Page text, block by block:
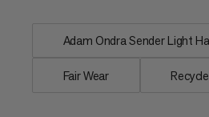
Adam Ondra Sender Light
Fair Wear